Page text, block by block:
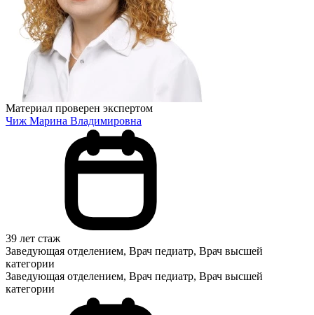
Материал проверен экспертом
Чиж Марина Владимировна
39 лет стаж
Заведующая отделением, Врач педиатр, Врач высшей
категории
Заведующая отделением, Врач педиатр, Врач высшей
категории